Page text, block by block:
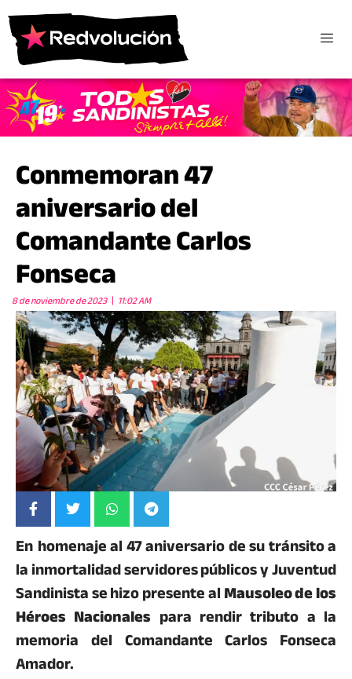
Conmemoran 47
aniversario del
Comandante Carlos
Fonseca
8 de noviembre de 2023 11:02 AM
Enhomenaje al 47 aniversario de su tránsito a
la inmortalidad servidores públicos y Juventud
Sandinista se hizo presente alMausoleo de los
Héroes Nacionales para rendir tributo a la
memoria del Comandante Carlos Fonseca
Amador.